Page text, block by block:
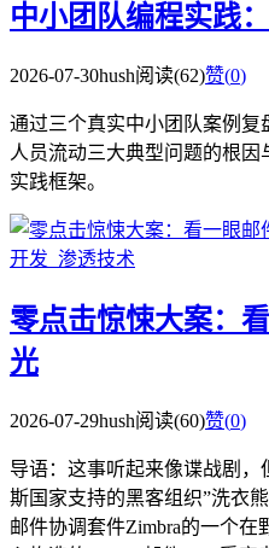
中小团队编程实践
2026-07-30hush阅读(62)赞(0)
通过三个真实中小团队案例复
人员流动三大典型问题的根
实践框架。
零点击惊悚大案：
光
2026-07-29hush阅读(60)赞(0)
导语：这事听起来像谍战剧，
斯国家支持的黑客组织”洗衣
邮件协调套件Zimbra的一个